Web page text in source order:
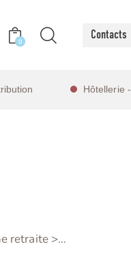
0 Contacts
Hôtellerie
retraite >…